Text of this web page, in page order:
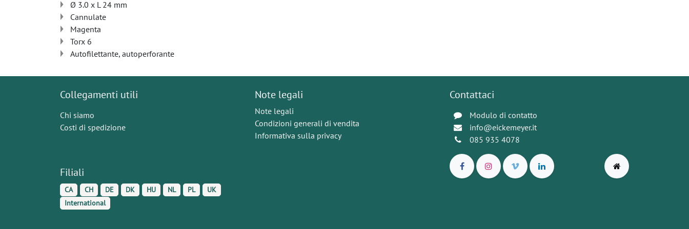
Ø 3.0 x L 24 mm
Cannulate
Magenta
Torx 6
Autofilettante, autoperforante
Collegamenti utili
Chi siamo
Costi di spedizione
Filiali
CA CH DE DK HU NL PL
UK
International
Note legali
Note legali
Condizioni generali di vendita
Informativa sulla privacy
Contattaci
Modulo di contatto
info@eickemeyer.it
085 935 4078